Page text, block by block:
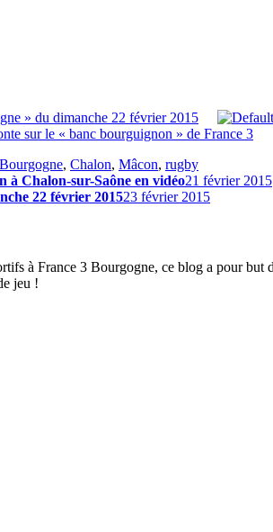
» du dimanche 22 février 2015
sur le « banc bourguignon » de France 3
Bourgogne, Chalon, Mâcon, rugby
à Chalon-sur-Saône en vidéo21 février 2015
22 février 201523 février 2015
à France 3 Bourgogne, ce blog a pour
jeu !